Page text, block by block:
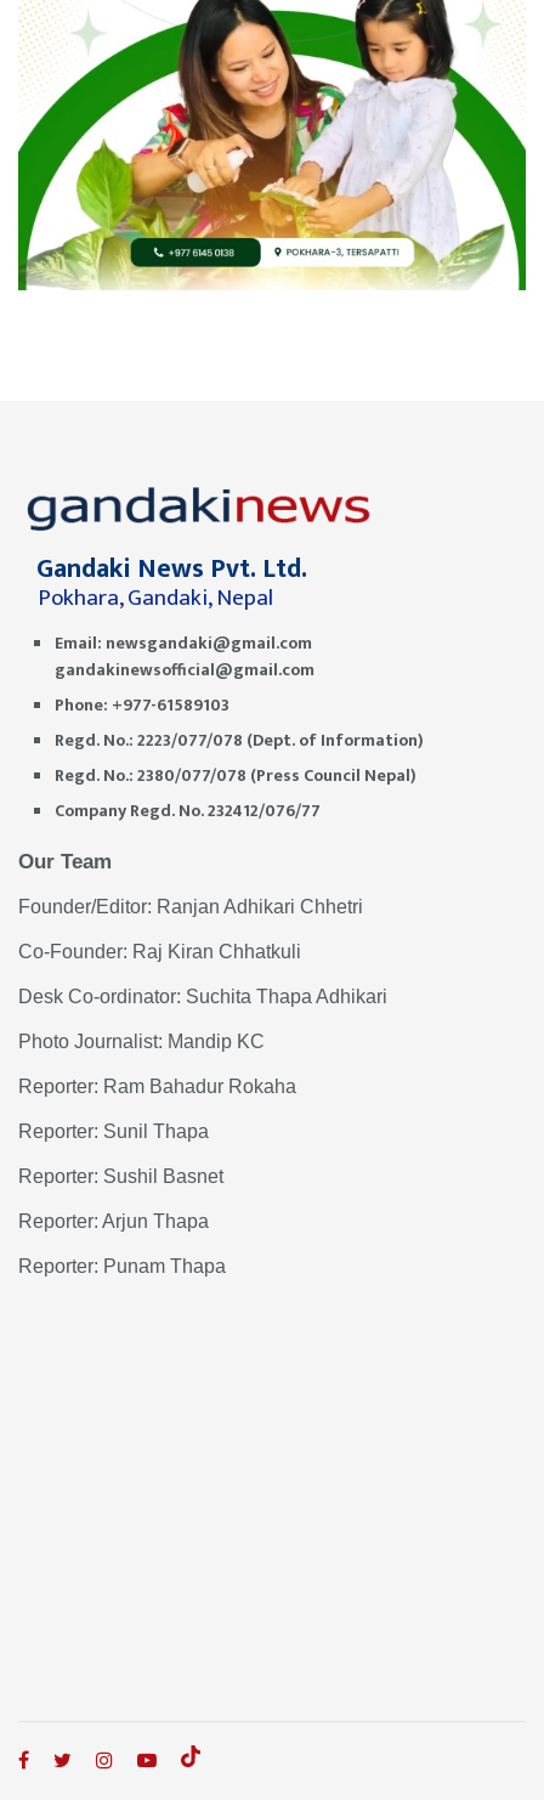
Gandaki News Pvt. Ltd.
Pokhara, Gandaki, Nepal
Email: newsgandaki@gmail.com
gandakinewsofficial@gmail.com
Phone: +977-61589103
Regd. No.: 2223/077/078 (Dept. of Information)
Regd. No.: 2380/077/078 (Press Council Nepal)
Company Regd. No. 232412/076/77
Our Team
Founder/Editor: Ranjan Adhikari Chhetri
Co-Founder: Raj Kiran Chhatkuli
Desk Co-ordinator: Suchita Thapa Adhikari
Photo Journalist: Mandip KC
Reporter: Ram Bahadur Rokaha
Reporter: Sunil Thapa
Reporter: Sushil Basnet
Reporter: Arjun Thapa
Reporter: Punam Thapa